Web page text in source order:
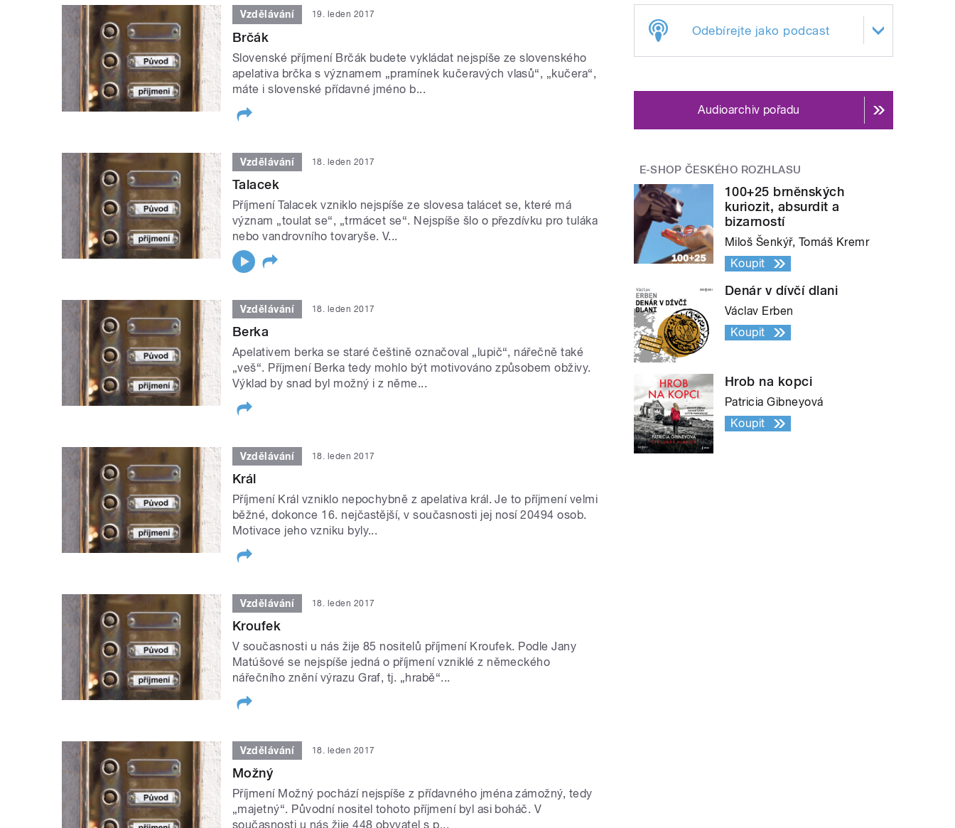
Vzdělávání 19. leden 2017
Brčák
Slovenské příjmení Brčák budete vykládat nejspíše ze slovenského
apelativa brčka s významem „pramínek kučeravých vlasů“, „kučera“,
máte i slovenské přídavné jméno b...
Vzdělávání 18. leden 2017
Talacek
Příjmení Talacek vzniklo nejspíše ze slovesa talácet se, které má
význam „toulat se“, „trmácet se“. Nejspíše šlo o přezdívku pro tuláka
nebo vandrovního tovaryše. V...
Vzdělávání 18. leden 2017
Berka
Apelativem berka se staré češtině označoval „lupič“, nářečně také
„veš“. Příjmení Berka tedy mohlo být motivováno způsobem obživy.
Výklad by snad byl možný i z něme...
Vzdělávání 18. leden 2017
Král
Příjmení Král vzniklo nepochybně z apelativa král. Je to příjmení velmi
běžné, dokonce 16. nejčastější, v současnosti jej nosí 20494 osob.
Motivace jeho vzniku byly...
Vzdělávání 18. leden 2017
Kroufek
V současnosti u nás žije 85 nositelů příjmení Kroufek. Podle Jany
Matúšové se nejspíše jedná o příjmení vzniklé z německého
nářečního znění výrazu Graf, tj. „hrabě“...
Vzdělávání 18. leden 2017
Možný
Příjmení Možný pochází nejspíše z přídavného jména zámožný, tedy
„majetný“. Původní nositel tohoto příjmení byl asi boháč. V
současnosti u nás žije 448 obyvatel s p...
Odebírejte jako podcast
Audioarchiv pořadu
E-SHOP ČESKÉHO ROZHLASU
100+25 brněnských
kuriozit, absurdit a
bizarností
Miloš Šenkýř, Tomáš Kremr
Koupit
Denár v dívčí dlani
Václav Erben
Koupit
Hrob na kopci
Patricia Gibneyová
Koupit